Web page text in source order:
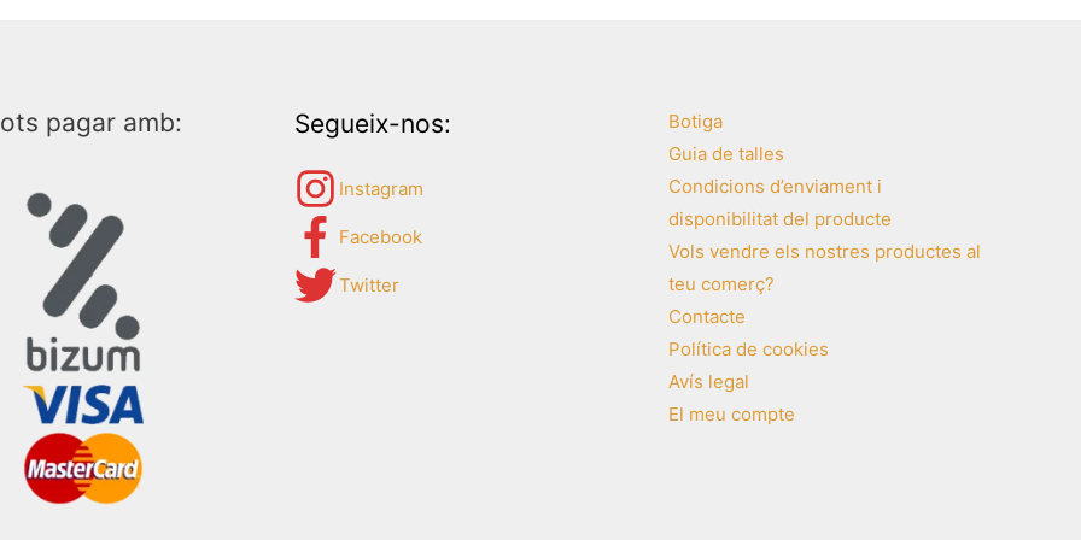
pagar amb: Segueix-nos:
Instagram
Facebook
Twitter
Botiga
Guia de talles
Condicions d’enviament i
disponibilitat del producte
Vols vendre els nostres productes al
teu comerç?
Contacte
Política de cookies
Avís legal
El meu compte